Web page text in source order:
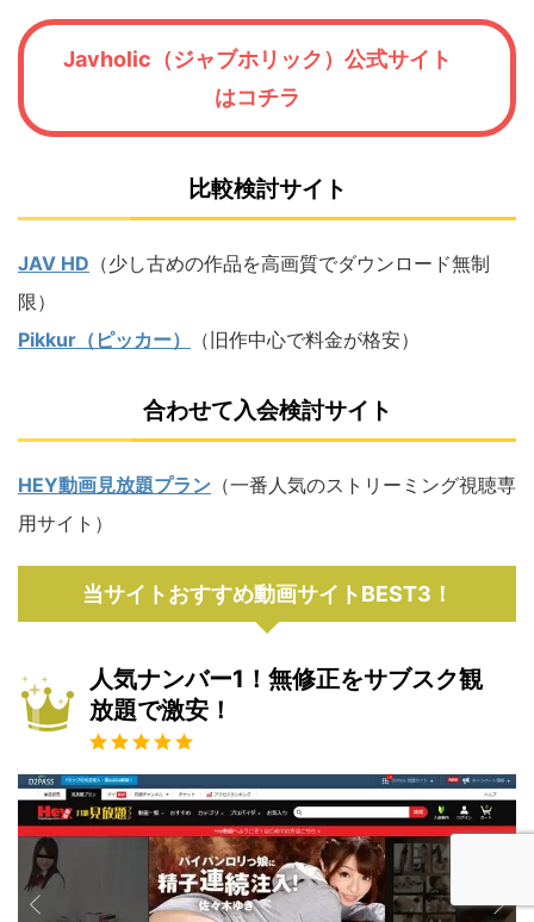
Javholic（ジャブホリック）公式サイト
はコチラ
比較検討サイト
JAV HD （少し古めの作品を高画質でダウンロード無制
限）
Pikkur（ピッカー）
（旧作中心で料金が格安）
合わせて入会検討サイト
HEY動画見放題プラン （一番人気のストリーミング視聴専
用サイト）
当サイトおすすめ動画サイトBEST3！
人気ナンバー1！無修正をサブスク観
放題で激安！